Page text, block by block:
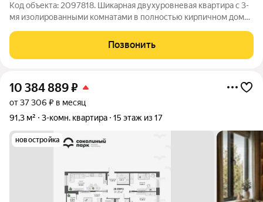
Код объекта: 2097818. Шикарная двухуровневая квартира с 3-
мя изолированными комнатами в полностью кирпичном доме
113,7 м2. Все окна выходят на частный сектор, тишина, только
слышно пение птиц;
Позвонить
10 384 889₽
от 37 306 ₽ в месяц
91,3 м²
3-комн. квартира 15 этаж из 17
новостройка